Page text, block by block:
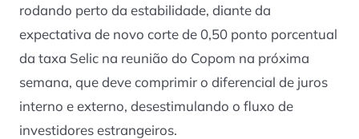
rodando perto da estabilidade, diante da
expectativa de novo corte de 0,50 ponto porcentual
da taxa Selic na reunião do Copom na próxima
semana, que deve comprimir o diferencial de juros
interno e externo, desestimulando o fluxo de
investidores estrangeiros.